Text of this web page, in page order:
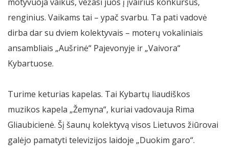
renginius. Vaikams tai – ypač svarbu. Ta pati vadovė
dirba dar su dviem kolektyvais – moterų vokaliniais
ansambliais „Aušrinė“ Pajevonyje ir „Vaivora“
Kybartuose.
Turime keturias kapelas. Tai Kybartų liaudiškos
muzikos kapela „Žemyna“, kuriai vadovauja Rima
Gliaubicienė. Šį šaunų kolektyvą visos Lietuvos žiūrovai
galėjo pamatyti televizijos laidoje „Duokim garo“.